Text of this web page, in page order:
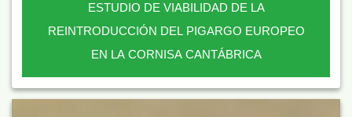
ESTUDIO DE VIABILIDAD DE LA
REINTRODUCCIÓN DEL PIGARGO EUROPEO
EN LA CORNISA CANTÁBRICA